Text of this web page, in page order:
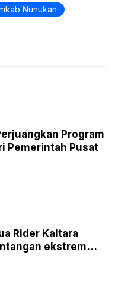
Nunukan
Program
Pemerintah Pusat
Rider Kaltara
ekstrem